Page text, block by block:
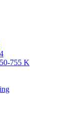
755 K